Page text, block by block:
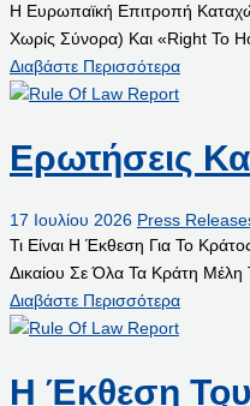
Η Ευρωπαϊκή Επιτροπή
Χωρίς Σύνορα) Και «Right To
Διαβάστε Περισσότερα
Ερωτήσεις
17 Ιουλίου 2026 Press
Τι Είναι Η Έκθεση Για Το
Δικαίου Σε Όλα Τα Κράτη
Διαβάστε Περισσότερα
Η Έκθεση Του